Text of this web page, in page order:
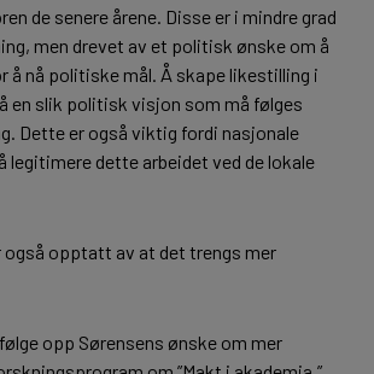
de senere årene. Disse er i mindre grad
men drevet av et politisk ønske om å
å nå politiske mål. Å skape likestilling i
en slik politisk visjon som må følges
Dette er også viktig fordi nasjonale
legitimere dette arbeidet ved de lokale
også opptatt av at det trengs mer
opp Sørensens ønske om mer